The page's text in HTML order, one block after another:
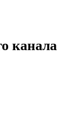
канала